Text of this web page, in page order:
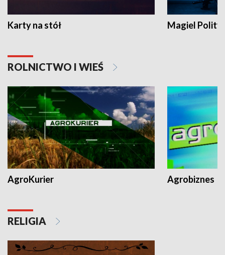
Karty na stół Magiel
ROLNICTWO I WIEŚ
AgroKurier Agrobiznes
RELIGIA